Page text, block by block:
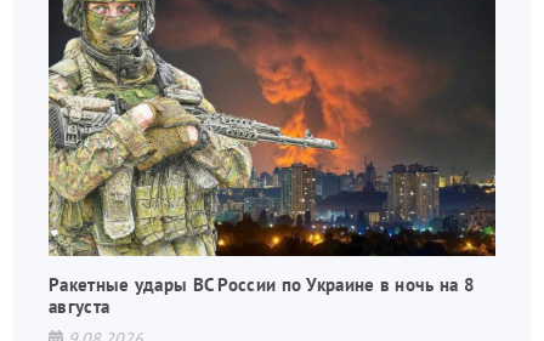
Ракетные удары ВС России по Украине в ночь на 8
августа